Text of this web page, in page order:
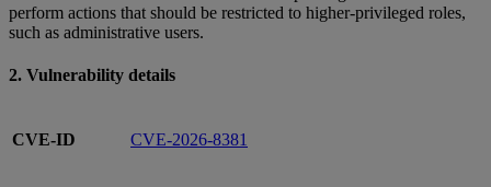
perform actions that should be restricted to higher‑privileged roles,
such as administrative users.
2. Vulnerability details
CVE-ID CVE-2026-8381